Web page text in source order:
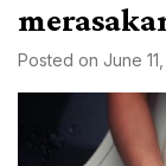
Posted on June